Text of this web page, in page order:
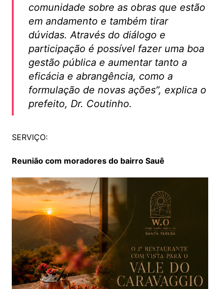
comunidade sobre as obras que estão
em andamento e também tirar
dúvidas. Através do diálogo e
participação é possível fazer uma boa
gestão pública e aumentar tanto a
eficácia e abrangência, como a
formulação de novas ações”, explica o
prefeito, Dr. Coutinho.
SERVIÇO:
Reunião com moradores do bairro Sauê